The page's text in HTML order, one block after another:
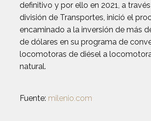
definitivo y por ello en 2021, a
división de Transportes, inició el
encaminado a la inversión de más
de dólares en su programa de
locomotoras de diésel a
natural.
Fuente: milenio.com